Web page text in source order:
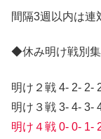
間隔3週以内は連
◆休み明け戦別
明け２戦 4- 2- 2-
明け３戦 3- 4- 3-
明け４戦 0- 0- 1-